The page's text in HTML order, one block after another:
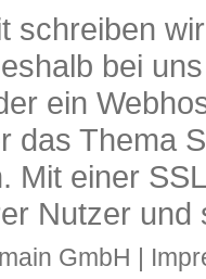
schreiben
bei
ein
das Thema
Mit einer
Nutzer und
GmbH |